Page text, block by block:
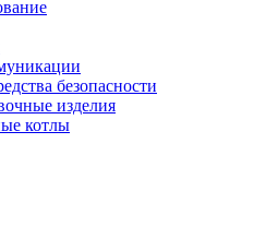
безопасности
изделия
котлы